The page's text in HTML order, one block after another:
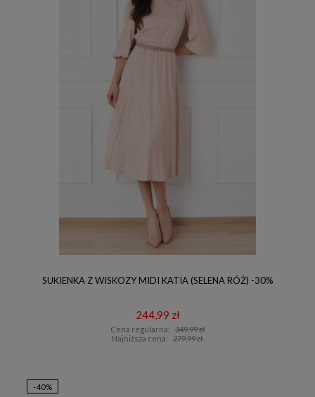
SUKIENKA Z WISKOZY MIDI KATIA (SELENA RÓŻ) -30%
244,99 zł
Cena regularna: 349,99 zł
Najniższa cena:
279,99 zł
-40%